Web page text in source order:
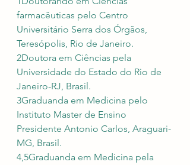
farmacêuticas pelo Centro
Universitário Serra dos Órgãos,
Teresópolis, Rio de Janeiro.
2Doutora em Ciências pela
Universidade do Estado do Rio de
Janeiro-RJ, Brasil.
3Graduanda em Medicina pelo
Instituto Master de Ensino
Presidente Antonio Carlos, Araguari-
MG, Brasil.
4,5Graduanda em Medicina pela